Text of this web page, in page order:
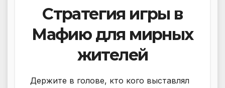
Стратегия игры в
Мафию для мирных
жителей
Держите в голове, кто кого выставлял